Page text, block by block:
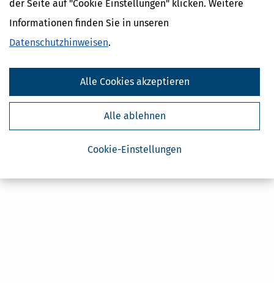
der Seite auf "Cookie Einstellungen" klicken. Weitere
Informationen finden Sie in unseren
Datenschutzhinweisen.
Cookie-Einstellungen
Alle ablehnen
Alle Cookies akzeptieren
Kostenlose Steuertipps & News
Geldtipps
Ja, ich möchte die kostenlosen Newsletter
Abbestellung des Newsletters widerrufen.